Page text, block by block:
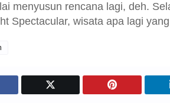
menyusun rencana lagi, deh.
Spectacular, wisata apa lagi